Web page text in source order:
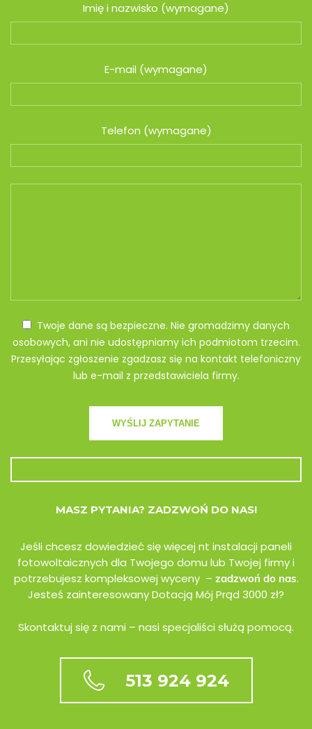
Imię i nazwisko (wymagane)
E-mail (wymagane)
Telefon (wymagane)
Twoje dane są bezpieczne. Nie gromadzimy danych
osobowych, ani nie udostępniamy ich podmiotom trzecim.
Przesyłając zgłoszenie zgadzasz się na kontakt telefoniczny
lub e-mail z przedstawiciela firmy.
MASZ PYTANIA? ZADZWOŃ DO NAS!
Jeśli chcesz dowiedzieć się więcej nt instalacji paneli
fotowoltaicznych dla Twojego domu lub Twojej firmy i
potrzebujesz kompleksowej wyceny – zadzwoń do nas.
Jesteś zainteresowany Dotacją Mój Prąd 3000 zł?
Skontaktuj się z nami – nasi specjaliści służą pomocą.
513 924 924